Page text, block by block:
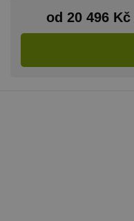
od 20 496 Kč